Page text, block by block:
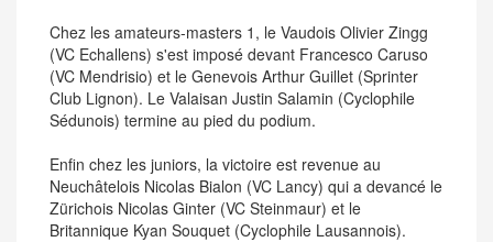
Chez les amateurs-masters 1, le Vaudois Olivier Zingg
(VC Echallens) s'est imposé devant Francesco Caruso
(VC Mendrisio) et le Genevois Arthur Guillet (Sprinter
Club Lignon). Le Valaisan Justin Salamin (Cyclophile
Sédunois) termine au pied du podium.
Enfin chez les juniors, la victoire est revenue au
Neuchâtelois Nicolas Bialon (VC Lancy) qui a devancé le
Zürichois Nicolas Ginter (VC Steinmaur) et le
Britannique Kyan Souquet (Cyclophile Lausannois).